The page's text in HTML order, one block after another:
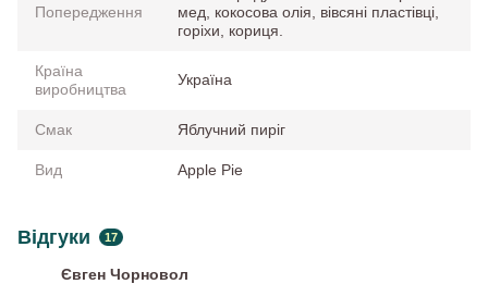
Попередження
мед, кокосова олія, вівсяні пластівці,
горіхи, кориця.
Країна
виробництва
Україна
Смак Яблучний пиріг
Вид Apple Pie
Відгуки 17
Євген Чорновол